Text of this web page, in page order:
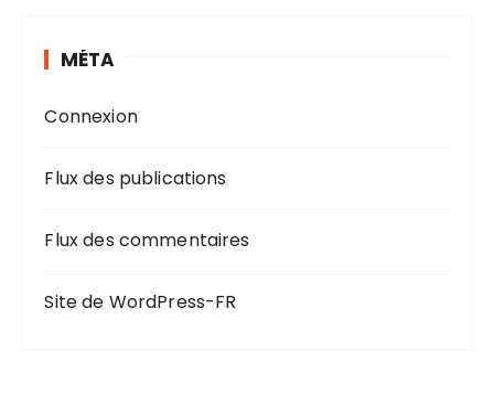
MÉTA
Connexion
Flux des publications
Flux des commentaires
Site de WordPress-FR